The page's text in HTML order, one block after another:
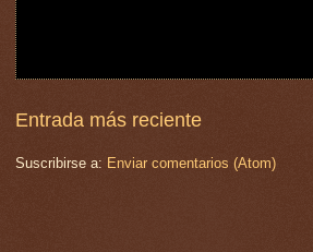
Entrada más reciente
Suscribirse a: Enviar comentarios (Atom)